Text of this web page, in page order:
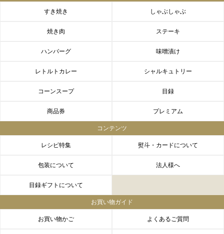
すき焼き しゃぶしゃぶ
焼き肉 ステーキ
ハンバーグ 味噌漬け
レトルトカレー シャルキュトリー
コーンスープ 目録
商品券 プレミアム
コンテンツ
レシピ特集 熨斗・カードについて
包装について 法人様へ
目録ギフトについて
お買い物ガイド
お買い物かご よくあるご質問